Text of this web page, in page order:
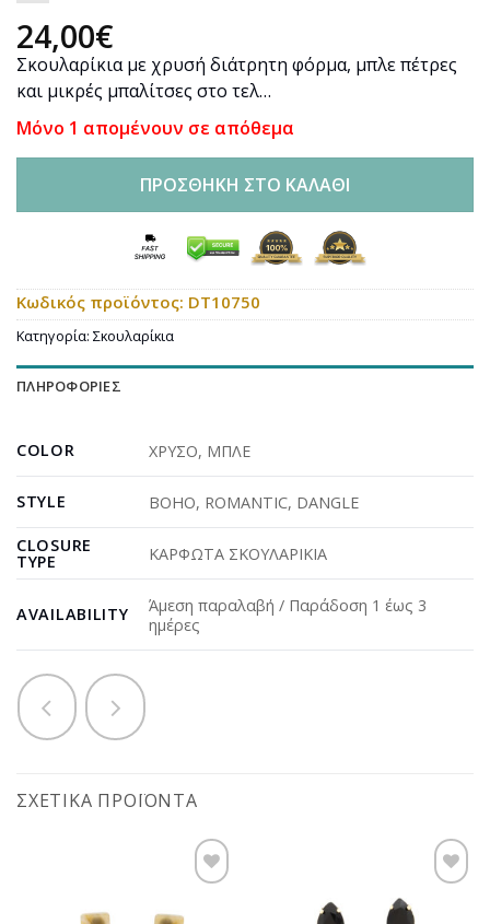
24,00€
Σκουλαρίκια με χρυσή διάτρητη φόρμα, μπλε πέτρες
και μικρές μπαλίτσες στο τελ…
Μόνο 1 απομένουν σε απόθεμα
ΠΡΟΣΘΉΚΗ ΣΤΟ ΚΑΛΆΘΙ
Κωδικός προϊόντος: DT10750
Κατηγορία: Σκουλαρίκια
ΠΛΗΡΟΦΟΡΊΕΣ
COLOR ΧΡΥΣΟ, ΜΠΛΕ
STYLE BOHO, ROMANTIC, DANGLE
CLOSURE
TYPE ΚΑΡΦΩΤΑ ΣΚΟΥΛΑΡΙΚΙΑ
AVAILABILITY
Άμεση παραλαβή / Παράδοση 1 έως 3
ημέρες
ΣΧΕΤΙΚΆ ΠΡΟΪΌΝΤΑ